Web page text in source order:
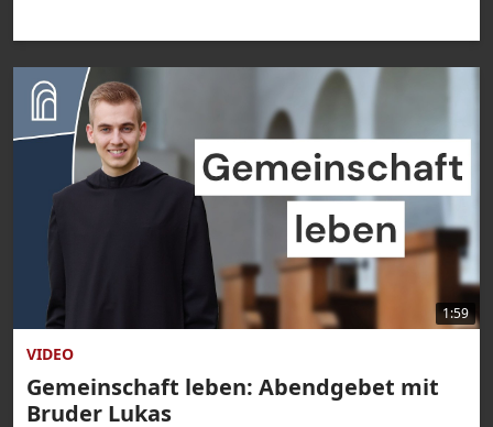
1:59
VIDEO
Gemeinschaft leben: Abendgebet mit
Bruder Lukas